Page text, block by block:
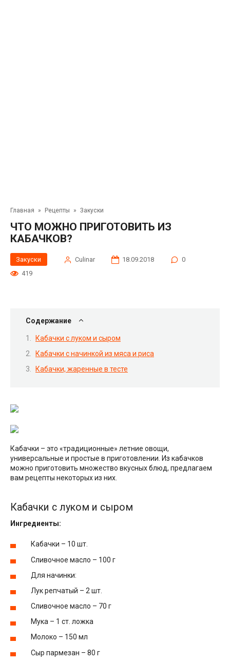
Главная » Рецепты » Закуски
ЧТО МОЖНО ПРИГОТОВИТЬ ИЗ
КАБАЧКОВ?
Закуски Сulinar 18.09.2018
0
419
Содержание
Кабачки с луком и сыром
Кабачки с начинкой из мяса и риса
Кабачки, жаренные в тесте
Кабачки – это «традиционные» летние овощи,
универсальные и простые в приготовлении. Из кабачков
можно приготовить множество вкусных блюд, предлагаем
вам рецепты некоторых из них.
Кабачки с луком и сыром
Ингредиенты:
Кабачки – 10 шт.
Сливочное масло – 100 г
Для начинки:
Лук репчатый – 2 шт.
Сливочное масло – 70 г
Мука – 1 ст. ложка
Молоко – 150 мл
Сыр пармезан – 80 г